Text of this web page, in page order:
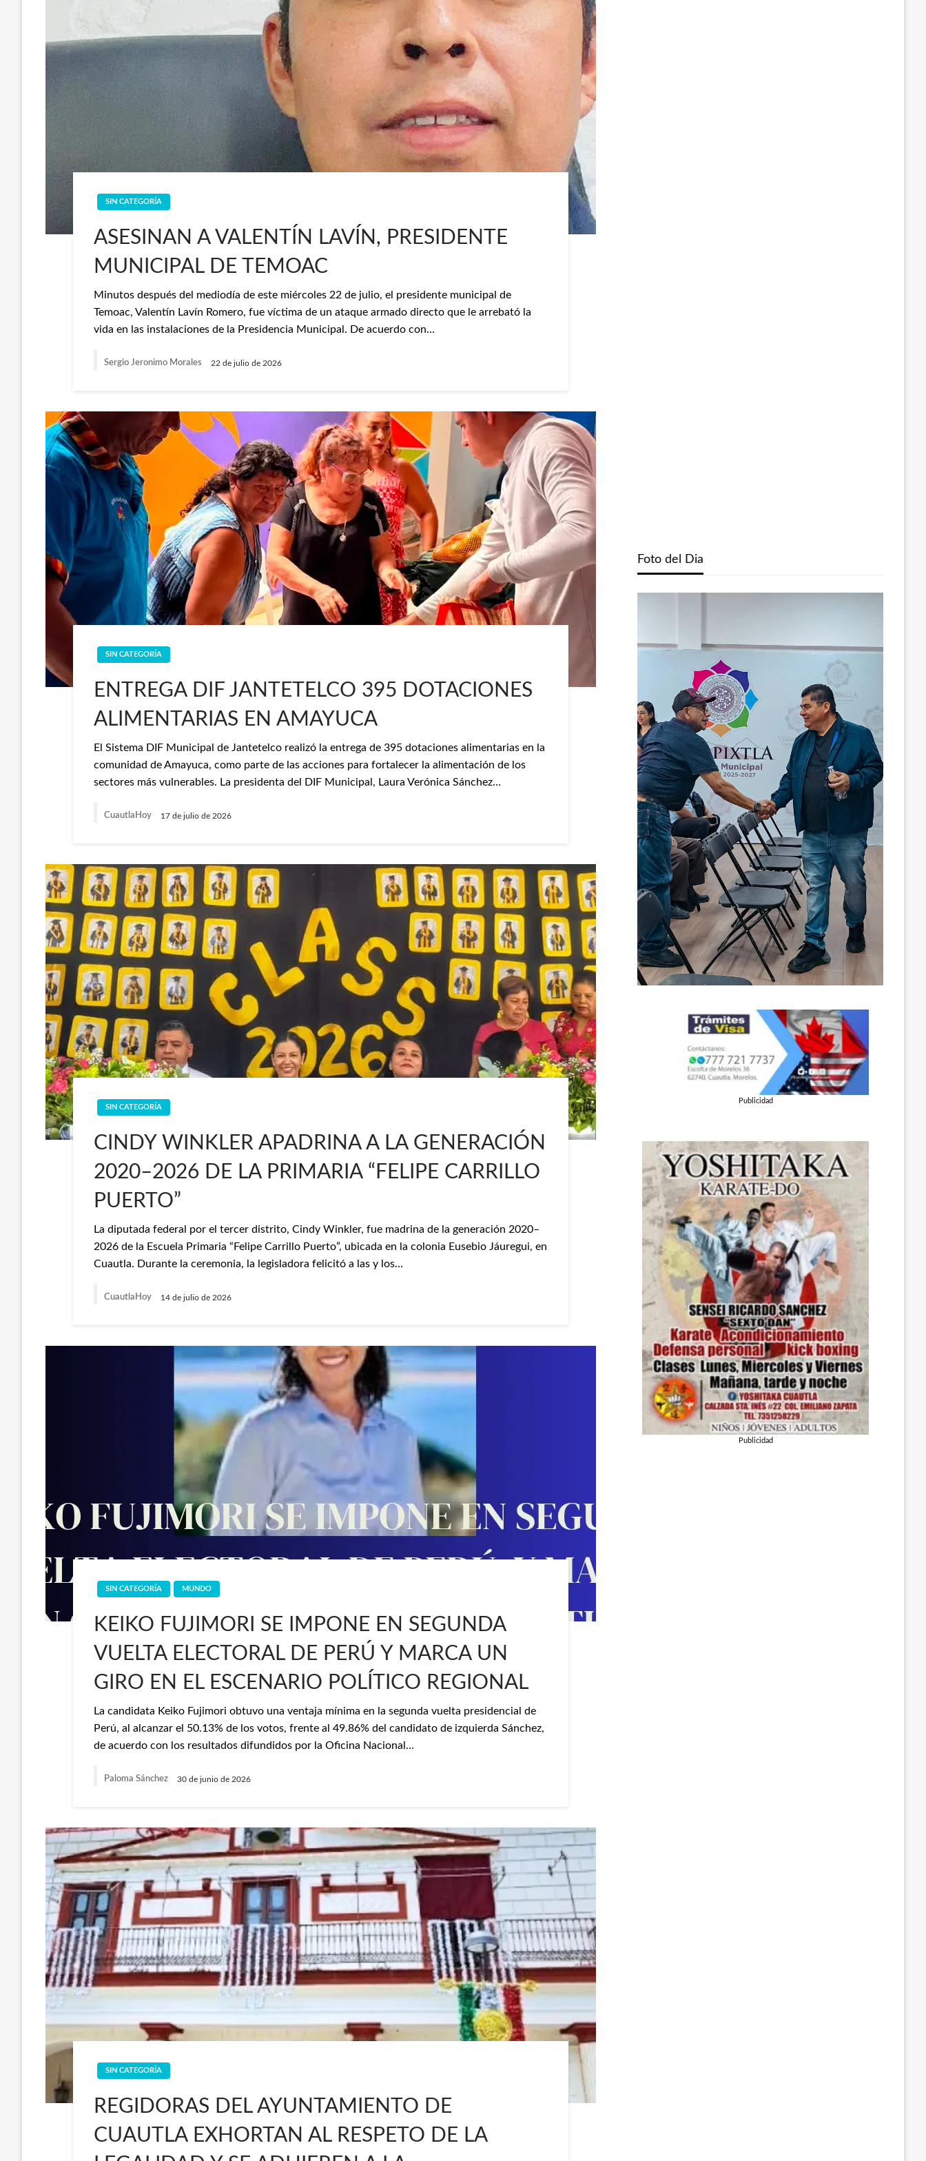
SIN CATEGORÍA
ASESINAN A VALENTÍN LAVÍN, PRESIDENTE
MUNICIPAL DE TEMOAC
Minutos después del mediodía de este miércoles 22 de julio, el presidente municipal de
Temoac, Valentín Lavín Romero, fue víctima de un ataque armado directo que le arrebató la
vida en las instalaciones de la Presidencia Municipal. De acuerdo con…
Sergio Jeronimo Morales 22 de julio de 2026
SIN CATEGORÍA
ENTREGA DIF JANTETELCO 395 DOTACIONES
ALIMENTARIAS EN AMAYUCA
El Sistema DIF Municipal de Jantetelco realizó la entrega de 395 dotaciones alimentarias en la
comunidad de Amayuca, como parte de las acciones para fortalecer la alimentación de los
sectores más vulnerables. La presidenta del DIF Municipal, Laura Verónica Sánchez…
CuautlaHoy 17 de julio de 2026
SIN CATEGORÍA
CINDY WINKLER APADRINA A LA GENERACIÓN
2020–2026 DE LA PRIMARIA “FELIPE CARRILLO
PUERTO”
La diputada federal por el tercer distrito, Cindy Winkler, fue madrina de la generación 2020–
2026 de la Escuela Primaria “Felipe Carrillo Puerto”, ubicada en la colonia Eusebio Jáuregui, en
Cuautla. Durante la ceremonia, la legisladora felicitó a las y los…
CuautlaHoy 14 de julio de 2026
SIN CATEGORÍA MUNDO
KEIKO FUJIMORI SE IMPONE EN SEGUNDA
VUELTA ELECTORAL DE PERÚ Y MARCA UN
GIRO EN EL ESCENARIO POLÍTICO REGIONAL
La candidata Keiko Fujimori obtuvo una ventaja mínima en la segunda vuelta presidencial de
Perú, al alcanzar el 50.13% de los votos, frente al 49.86% del candidato de izquierda Sánchez,
de acuerdo con los resultados difundidos por la Oficina Nacional…
Paloma Sánchez 30 de junio de 2026
SIN CATEGORÍA
REGIDORAS DEL AYUNTAMIENTO DE
CUAUTLA EXHORTAN AL RESPETO DE LA
Foto del Dia
Publicidad
Publicidad